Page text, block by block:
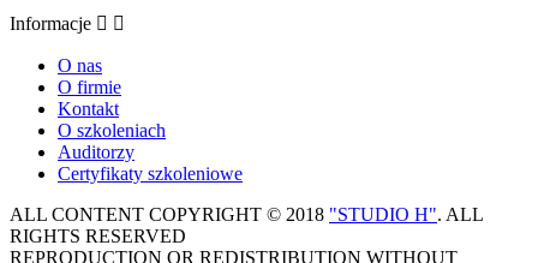
Informacje  
O nas
O firmie
Kontakt
O szkoleniach
Auditorzy
Certyfikaty szkoleniowe
ALL CONTENT COPYRIGHT © 2018 "STUDIO H". ALL
RIGHTS RESERVED
REPRODUCTION OR REDISTRIBUTION WITHOUT